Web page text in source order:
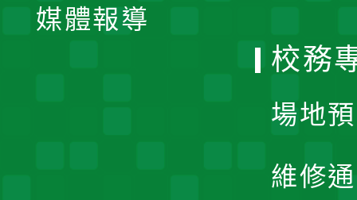
媒體報導
校務
場地
維修